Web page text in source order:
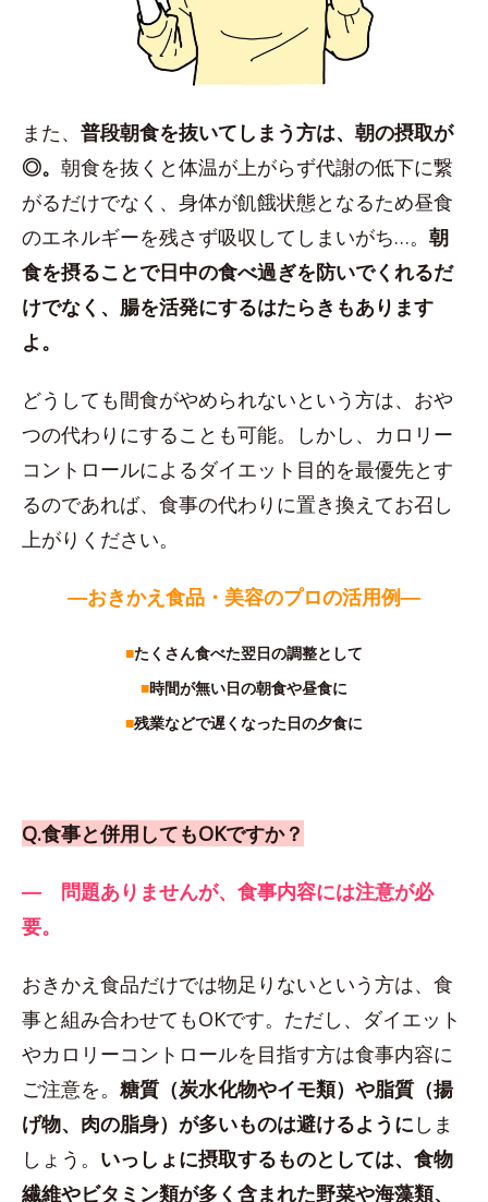
また、 普段朝食を抜いてしまう方は、朝の摂取が
◎。 朝食を抜くと体温が上がらず代謝の低下に繋
がるだけでなく、身体が飢餓状態となるため昼食
のエネルギーを残さず吸収してしまいがち…。 朝
食を摂ることで日中の食べ過ぎを防いでくれるだ
けでなく、腸を活発にするはたらきもあります
よ。
どうしても間食がやめられないという方は、おや
つの代わりにすることも可能。しかし、カロリー
コントロールによるダイエット目的を最優先とす
るのであれば、食事の代わりに置き換えてお召し
上がりください。
―おきかえ食品・美容のプロの活用例―
■たくさん食べた翌日の調整として
■時間が無い日の朝食や昼食に
■残業などで遅くなった日の夕食に
Q.食事と併用してもOKですか？
― 問題ありませんが、食事内容には注意が必
要。
おきかえ食品だけでは物足りないという方は、食
事と組み合わせてもOKです。ただし、ダイエット
やカロリーコントロールを目指す方は食事内容に
ご注意を。 糖質（炭水化物やイモ類）や脂質（揚
げ物、肉の脂身）が多いものは避けるように しま
しょう。 いっしょに摂取するものとしては、食物
繊維やビタミン類が多く含まれた野菜や海藻類、